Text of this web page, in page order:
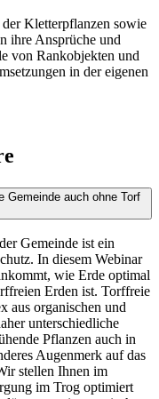
Kletterpflanzen sowie
ihre Ansprüche und
von Rankobjekten und
in der eigenen
Gemeinde auch ohne Torf
Gemeinde ist ein
In diesem Webinar
wie Erde optimal
Erden ist. Torffreie
aus organischen und
unterschiedliche
Pflanzen auch in
Augenmerk auf das
stellen Ihnen im
im Trog optimiert